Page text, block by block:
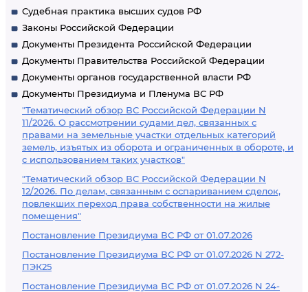
Судебная практика высших судов РФ
Законы Российской Федерации
Документы Президента Российской Федерации
Документы Правительства Российской Федерации
Документы органов государственной власти РФ
Документы Президиума и Пленума ВС РФ
"Тематический обзор ВС Российской Федерации N
11/2026. О рассмотрении судами дел, связанных с
правами на земельные участки отдельных категорий
земель, изъятых из оборота и ограниченных в обороте, и
с использованием таких участков"
"Тематический обзор ВС Российской Федерации N
12/2026. По делам, связанным с оспариванием сделок,
повлекших переход права собственности на жилые
помещения"
Постановление Президиума ВС РФ от 01.07.2026
Постановление Президиума ВС РФ от 01.07.2026 N 272-
ПЭК25
Постановление Президиума ВС РФ от 01.07.2026 N 24-